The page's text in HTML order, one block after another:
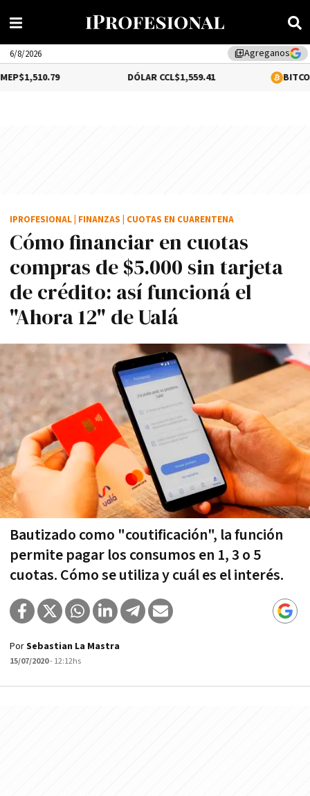
library_addAgreganos
6/8/2026
$1,559.41 0.18%
Cómo financiar en cuotas
compras de $5.000 sin tarjeta
de crédito: así funcioná el
"Ahora 12" de Ualá
Bautizado como "coutificación", la función
permite pagar los consumos en 1, 3 o 5
cuotas. Cómo se utiliza y cuál es el interés.
IPROFESIONAL FINANZAS CUOTAS EN CUARENTENA
PorSebastian La Mastra
15/07/2020- 12:12hs